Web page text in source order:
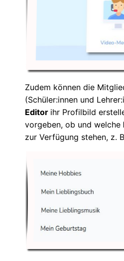
Zudem können die
(Schüler:innen und
Editor ihr Profilbild
vorgeben, ob und welche
zur Verfügung stehen, z.